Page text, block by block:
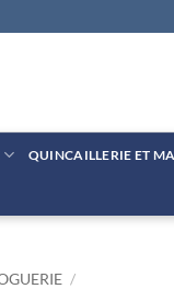
QUINCAILLERIE ET
/